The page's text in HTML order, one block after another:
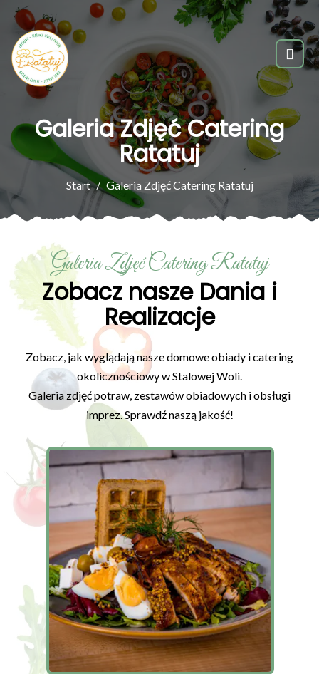
Galeria Zdjęć Catering
Ratatuj
Start Galeria Zdjęć Catering Ratatuj
Galeria Zdjęć Catering Ratatuj
Zobacz nasze Dania i
Realizacje
Zobacz, jak wyglądają nasze domowe obiady i catering
okolicznościowy w Stalowej Woli.
Galeria zdjęć potraw, zestawów obiadowych i obsługi
imprez. Sprawdź naszą jakość!